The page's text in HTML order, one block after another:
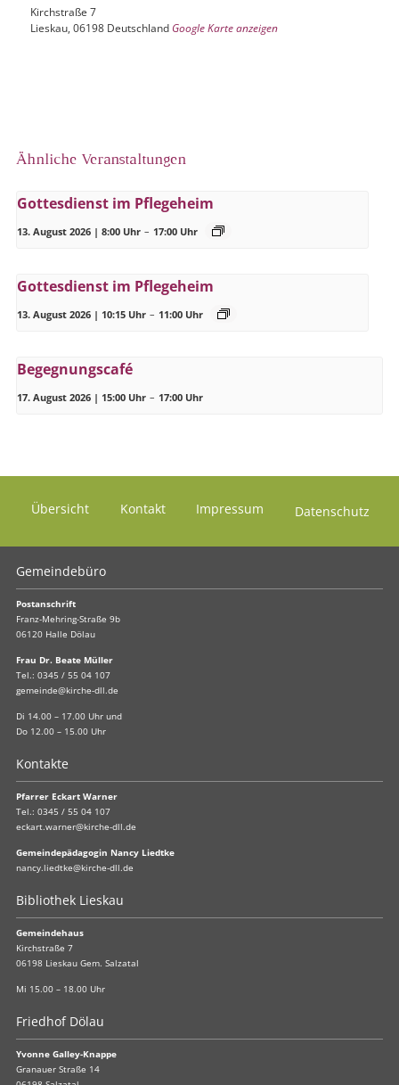
Kirchstraße 7
Lieskau, 06198 Deutschland Google Karte anzeigen
Ähnliche Veranstaltungen
Gottesdienst im Pflegeheim
13. August 2026 | 8:00 Uhr – 17:00 Uhr
Gottesdienst im Pflegeheim
13. August 2026 | 10:15 Uhr – 11:00 Uhr
Begegnungscafé
17. August 2026 | 15:00 Uhr – 17:00 Uhr
Übersicht Kontakt Impressum Datenschutz
Gemeindebüro
Postanschrift
Franz-Mehring-Straße 9b
06120 Halle Dölau
Frau Dr. Beate Müller
Tel.: 0345 / 55 04 107
gemeinde@kirche-dll.de
Di 14.00 – 17.00 Uhr und
Do 12.00 – 15.00 Uhr
Kontakte
Pfarrer Eckart Warner
Tel.: 0345 / 55 04 107
eckart.warner@kirche-dll.de
Gemeindepädagogin Nancy Liedtke
nancy.liedtke@kirche-dll.de
Bibliothek Lieskau
Gemeindehaus
Kirchstraße 7
06198 Lieskau Gem. Salzatal
Mi 15.00 – 18.00 Uhr
Friedhof Dölau
Yvonne Galley-Knappe
Granauer Straße 14